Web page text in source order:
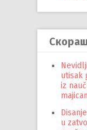
utisak
iz
u